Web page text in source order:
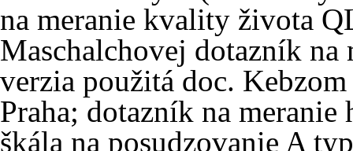
na meranie kvality života
Maschalchovej dotazník
verzia použitá doc.
Praha; dotazník na
škála na posudzovanie A